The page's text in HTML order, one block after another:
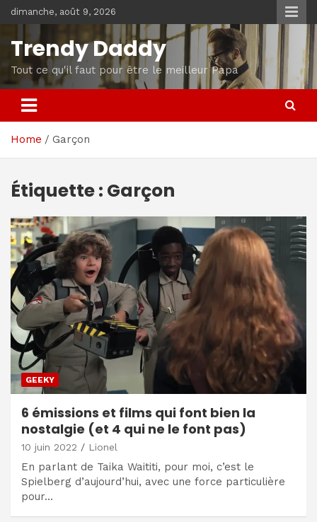
Skip
to
content
dimanche, août 9, 2026
Trendy Daddy
Tout ce qu'il faut pour être le meilleur Papa
Home Garçon
Étiquette : Garçon
GEEKY
6 émissions et films qui font bien la
nostalgie (et 4 qui ne le font pas)
10 juin 2022 Lionel
En parlant de Taika Waititi, pour moi, c’est le
Spielberg d’aujourd’hui, avec une force particulière
pour…